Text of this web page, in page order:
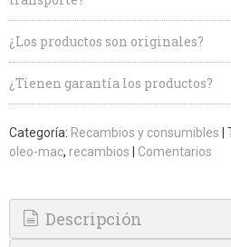
¿Los productos son originales?
¿Tienen garantía los productos?
Categoría: Recambios y consumibles
oleo-mac recambios Comentarios
Descripción